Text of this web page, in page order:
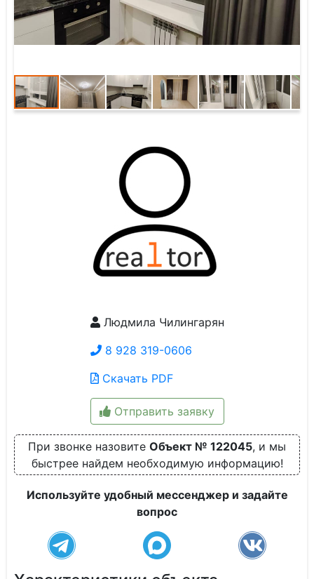
Людмила Чилингарян
8 928 319-0606
Скачать PDF
Отправить заявку
При звонке назовите Объект № 122045, и мы
быстрее найдем необходимую информацию!
Используйте удобный мессенджер и задайте
вопрос